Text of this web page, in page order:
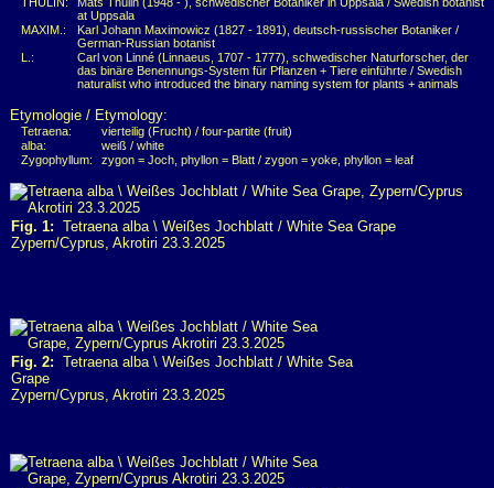
at Uppsala
MAXIM.:
Karl Johann Maximowicz (1827 - 1891), deutsch-russischer Botaniker /
German-Russian botanist
L.:
Carl von Linné (Linnaeus, 1707 - 1777), schwedischer Naturforscher, der
das binäre Benennungs-System für Pflanzen + Tiere einführte / Swedish
naturalist who introduced the binary naming system for plants + animals
Etymologie / Etymology:
Tetraena:
vierteilig (Frucht) / four-partite (fruit)
alba:
weiß / white
Zygophyllum:
zygon = Joch, phyllon = Blatt / zygon = yoke, phyllon = leaf
Fig. 1: Tetraena alba \ Weißes Jochblatt / White Sea Grape
Zypern/Cyprus, Akrotiri 23.3.2025
Fig. 2: Tetraena alba \ Weißes Jochblatt / White Sea
Grape
Zypern/Cyprus, Akrotiri 23.3.2025